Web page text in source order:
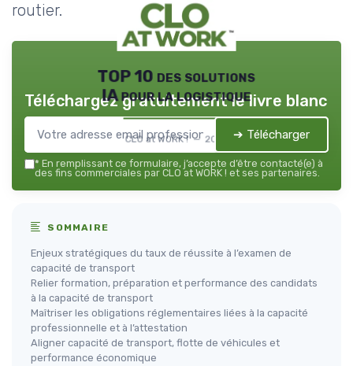
routier.
TOP 10 des solutions
IA pour la logistique
CLO at WORK ! — 2026
Téléchargez gratuitement le livre blanc
➔ Télécharger
* En remplissant ce formulaire, j’accepte d’être contacté(e) à
des fins commerciales par CLO at WORK ! et ses partenaires.
SOMMAIRE
Enjeux stratégiques du taux de réussite à l’examen de
capacité de transport
Relier formation, préparation et performance des candidats
à la capacité de transport
Maîtriser les obligations réglementaires liées à la capacité
professionnelle et à l’attestation
Aligner capacité de transport, flotte de véhicules et
performance économique